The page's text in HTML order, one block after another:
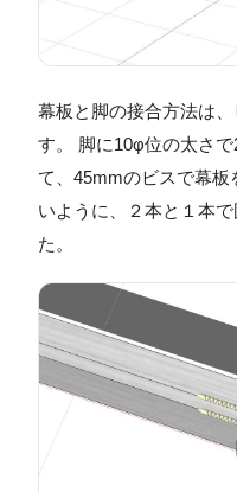
幕板と脚の接合方法は
す。 脚に10φ位の太さ
て、45mmのビスで幕板
いように、２本と１本
た。